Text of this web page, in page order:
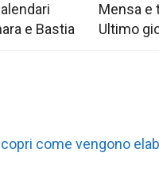
e Bastia
Mensa e
Ultimo
come vengono